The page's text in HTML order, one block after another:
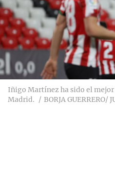
Iñigo Martínez ha sido el
Madrid.
BORJA GUERRERO/